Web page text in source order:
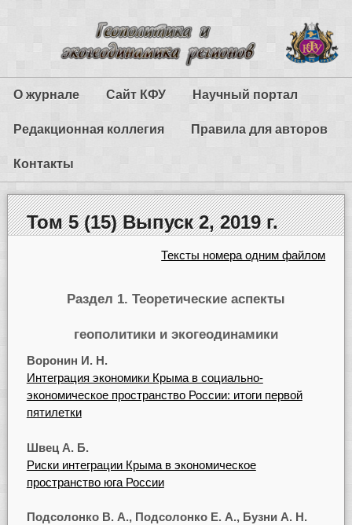
О журнале Сайт КФУ Научный портал
Редакционная коллегия Правила для авторов
Контакты
Том 5 (15) Выпуск 2, 2019 г.
Тексты номера одним файлом
Раздел 1. Теоретические аспекты
геополитики и экогеодинамики
Воронин И. Н.
Интеграция экономики Крыма в социально-
экономическое пространство России: итоги первой
пятилетки
Швец А. Б.
Риски интеграции Крыма в экономическое
пространство юга России
Подсолонко В. А., Подсолонко Е. А., Бузни А. Н.